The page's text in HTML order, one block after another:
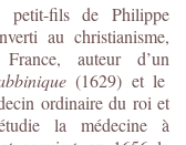
petit-fils de Philippe
au christianisme,
auteur d’un
(1629) et le
ordinaire du roi et
la médecine à